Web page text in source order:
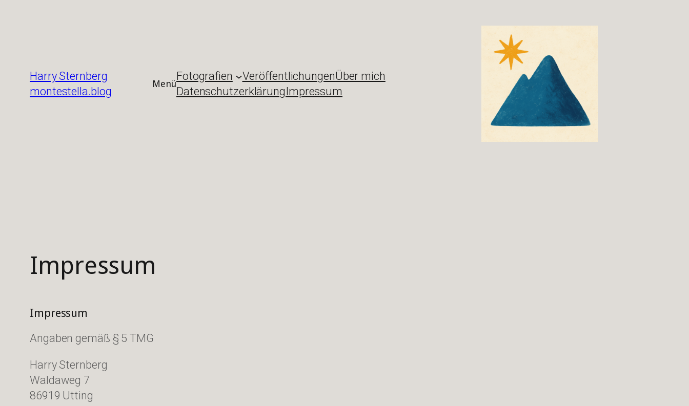
Harry Sternberg
montestella.blog
Menü
Fotografien VeröffentlichungenÜber mich
DatenschutzerklärungImpressum
Impressum
Impressum
Angaben gemäß § 5 TMG
Harry Sternberg
Waldaweg 7
86919 Utting